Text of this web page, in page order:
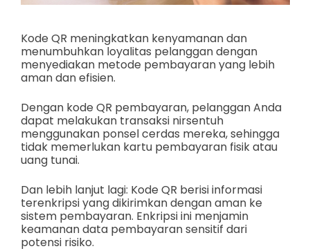
Kode QR meningkatkan kenyamanan dan
menumbuhkan loyalitas pelanggan dengan
menyediakan metode pembayaran yang lebih
aman dan efisien.
Dengan kode QR pembayaran, pelanggan Anda
dapat melakukan transaksi nirsentuh
menggunakan ponsel cerdas mereka, sehingga
tidak memerlukan kartu pembayaran fisik atau
uang tunai.
Dan lebih lanjut lagi: Kode QR berisi informasi
terenkripsi yang dikirimkan dengan aman ke
sistem pembayaran. Enkripsi ini menjamin
keamanan data pembayaran sensitif dari
potensi risiko.